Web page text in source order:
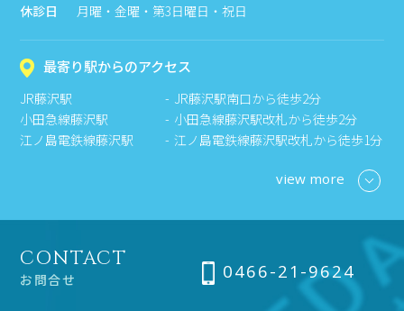
休診日 月曜・金曜・第3日曜日・祝日
最寄り駅からのアクセス
JR藤沢駅
JR藤沢駅南口から徒歩2分
小田急線藤沢駅
小田急線藤沢駅改札から徒歩2分
江ノ島電鉄線藤沢駅
江ノ島電鉄線藤沢駅改札から徒歩1分
view more
CONTACT
お問合せ 0466-21-9624